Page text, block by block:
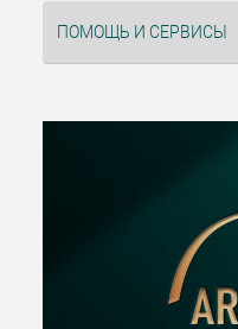
ПОМОЩЬ И СЕРВИСЫ